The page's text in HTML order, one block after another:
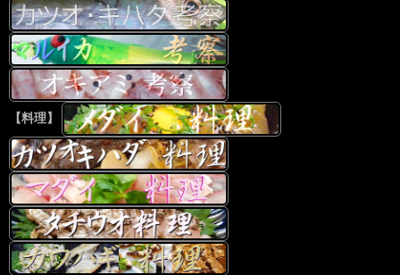
【料理】